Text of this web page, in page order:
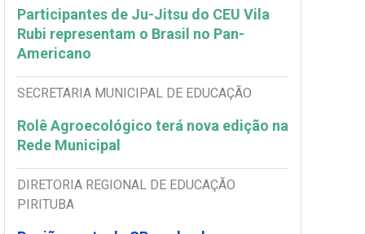
Participantes de Ju-Jitsu do CEU Vila
Rubi representam o Brasil no Pan-
Americano
SECRETARIA MUNICIPAL DE EDUCAÇÃO
Rolê Agroecológico terá nova edição na
Rede Municipal
DIRETORIA REGIONAL DE EDUCAÇÃO
PIRITUBA